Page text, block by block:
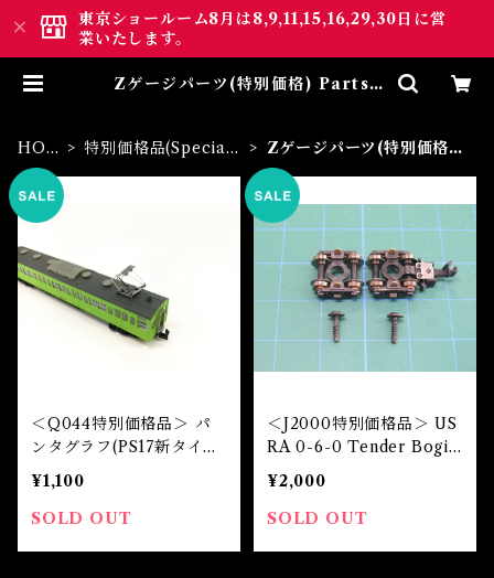
東京ショールーム8月は8,9,11,15,16,29,30日に営
業いたします。
Zゲージパーツ(特別価格) Parts |
Zショーティー
HOM
E
特別価格品(Special
Zゲージパーツ(特別価格)
Parts
＜Q044特別価格品＞ パ
ンタグラフ(PS17新タイプ)
/ PS17 New Type Panto
graph
¥1,100
SOLD OUT
＜J2000特別価格品＞ US
RA 0-6-0 Tender Bogie
set
¥2,000
SOLD OUT